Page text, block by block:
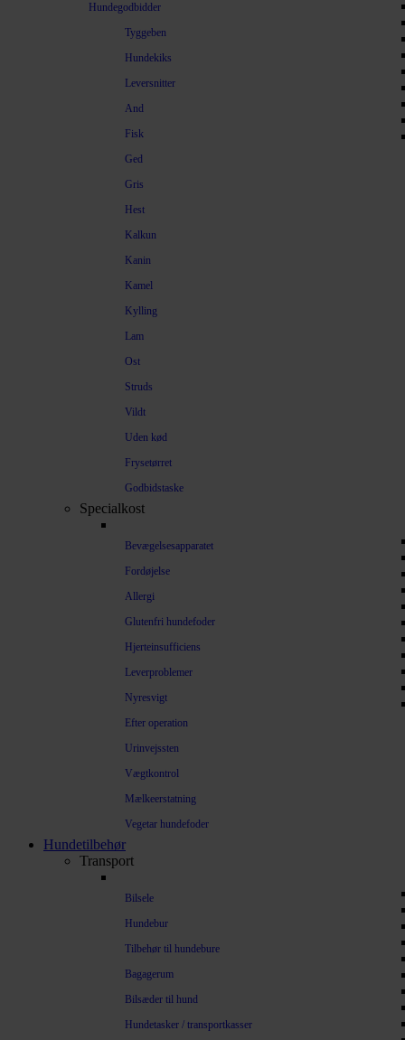
Hundegodbidder
Tyggeben
Hundekiks
Leversnitter
And
Fisk
Ged
Gris
Hest
Kalkun
Kanin
Kamel
Kylling
Lam
Ost
Struds
Vildt
Uden kød
Frysetørret
Godbidstaske
Specialkost
Bevægelsesapparatet
Fordøjelse
Allergi
Glutenfri hundefoder
Hjerteinsufficiens
Leverproblemer
Nyresvigt
Efter operation
Urinvejssten
Vægtkontrol
Mælkeerstatning
Vegetar hundefoder
Hundetilbehør
Transport
Bilsele
Hundebur
Tilbehør til hundebure
Bagagerum
Bilsæder til hund
Hundetasker / transportkasser